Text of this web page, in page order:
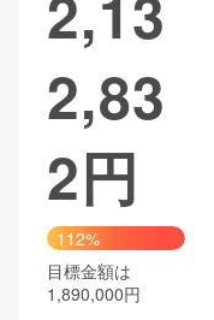
書籍・雑誌
チャレンジ
Creation
コミュニティ
2,83
2円
112%
目標金額は
1,890,000円